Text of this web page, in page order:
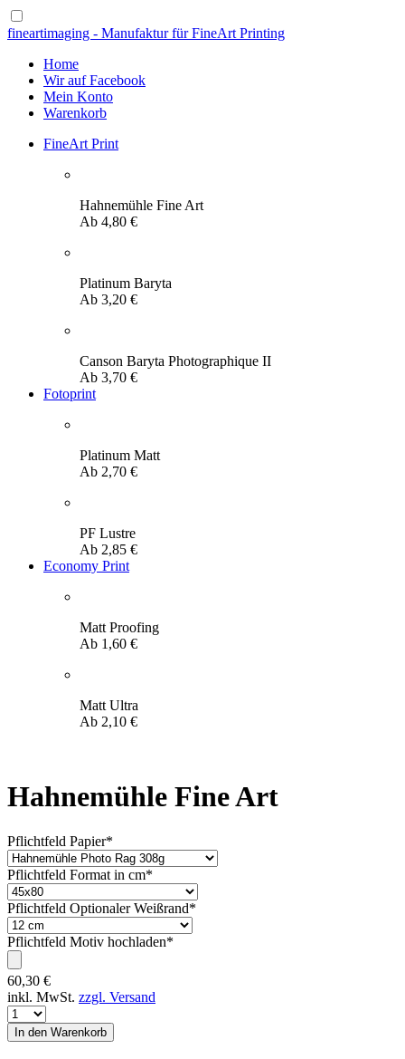
fineartimaging - Manufaktur für FineArt Printing
Home
Wir auf Facebook
Mein Konto
Warenkorb
FineArt Print
Hahnemühle Fine Art
Ab 4,80 €
Platinum Baryta
Ab 3,20 €
Canson Baryta Photographique II
Ab 3,70 €
Fotoprint
Platinum Matt
Ab 2,70 €
PF Lustre
Ab 2,85 €
Economy Print
Matt Proofing
Ab 1,60 €
Matt Ultra
Ab 2,10 €
Hahnemühle Fine Art
Pflichtfeld Papier*
Pflichtfeld Format in cm*
Pflichtfeld Optionaler Weißrand*
Pflichtfeld Motiv hochladen*
60,30 €
inkl. MwSt. zzgl. Versand